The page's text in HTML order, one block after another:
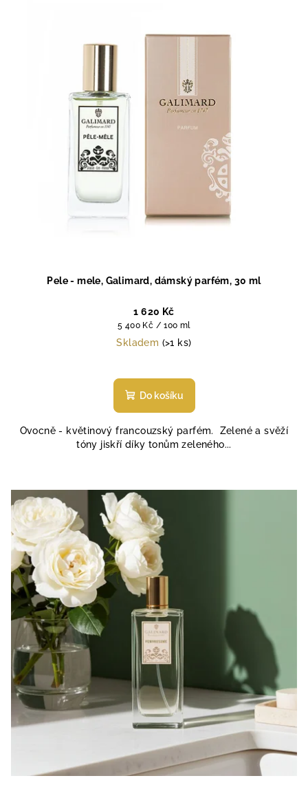
Pele - mele, Galimard, dámský parfém, 30 ml
1 620 Kč
Měrná
cena:
5 400 Kč / 100 ml
Skladem (>1 ks)
hodnocení
produktu
z
5
Do košíku
Ovocně - květinový francouzský parfém. Zelené a svěží
tóny jiskří díky tonům zeleného...